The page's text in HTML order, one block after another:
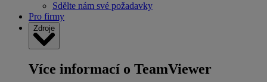
Sdělte nám své požadavky
Pro firmy
Zdroje
Více informací o TeamViewer